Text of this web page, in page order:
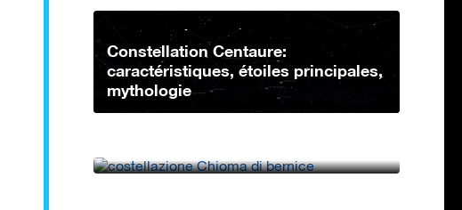
Constellation Centaure:
caractéristiques, étoiles principales,
mythologie
Constellation Chevelure de
Constellation Columba: